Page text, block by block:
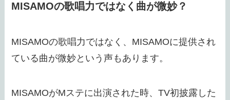
MISAMOの歌唱力ではなく曲が微妙？
MISAMOの歌唱力ではなく、MISAMOに提供され
ている曲が微妙という声もあります。
MISAMOがMステに出演された時、TV初披露した